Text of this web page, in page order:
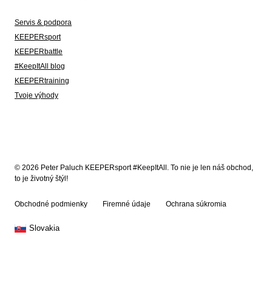
Servis & podpora
KEEPERsport
KEEPERbattle
#KeepItAll blog
KEEPERtraining
Tvoje výhody
© 2026 Peter Paluch KEEPERsport #KeepItAll. To nie je len náš obchod,
to je životný štýl!
Obchodné podmienky Firemné údaje Ochrana súkromia
Slovakia